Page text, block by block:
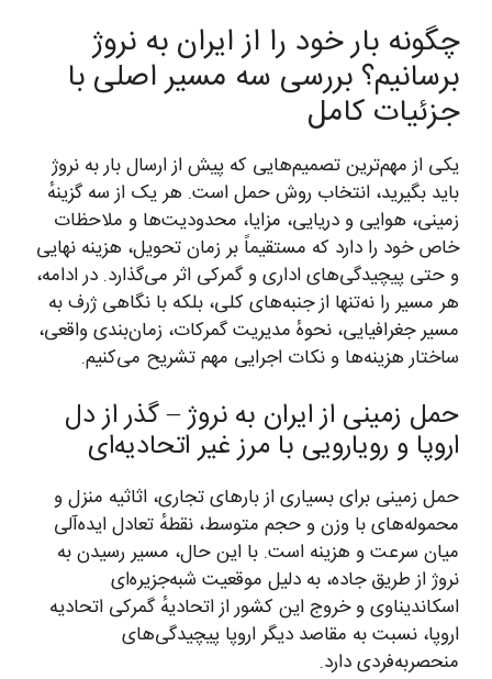
چگونه بار خود را از ایران به نروژ
برسانیم؟ بررسی سه مسیر اصلی با
جزئیات کامل
یکی از مهم‌ترین تصمیم‌هایی که پیش از ارسال بار به نروژ
باید بگیرید، انتخاب روش حمل است. هر یک از سه گزینهٔ
زمینی، هوایی و دریایی، مزایا، محدودیت‌ها و ملاحظات
خاص خود را دارد که مستقیماً بر زمان تحویل، هزینه نهایی
و حتی پیچیدگی‌های اداری و گمرکی اثر می‌گذارد. در ادامه،
هر مسیر را نه‌تنها از جنبه‌های کلی، بلکه با نگاهی ژرف به
مسیر جغرافیایی، نحوهٔ مدیریت گمرکات، زمان‌بندی واقعی،
ساختار هزینه‌ها و نکات اجرایی مهم تشریح می‌کنیم.
حمل زمینی از ایران به نروژ – گذر از دل
اروپا و رویارویی با مرز غیر اتحادیه‌ای
حمل زمینی برای بسیاری از بارهای تجاری، اثاثیه منزل و
محموله‌های با وزن و حجم متوسط، نقطهٔ تعادل ایده‌آلی
میان سرعت و هزینه است. با این حال، مسیر رسیدن به
نروژ از طریق جاده، به دلیل موقعیت شبه‌جزیره‌ای
اسکاندیناوی و خروج این کشور از اتحادیهٔ گمرکی اتحادیه
اروپا، نسبت به مقاصد دیگر اروپا پیچیدگی‌های
منحصربه‌فردی دارد.